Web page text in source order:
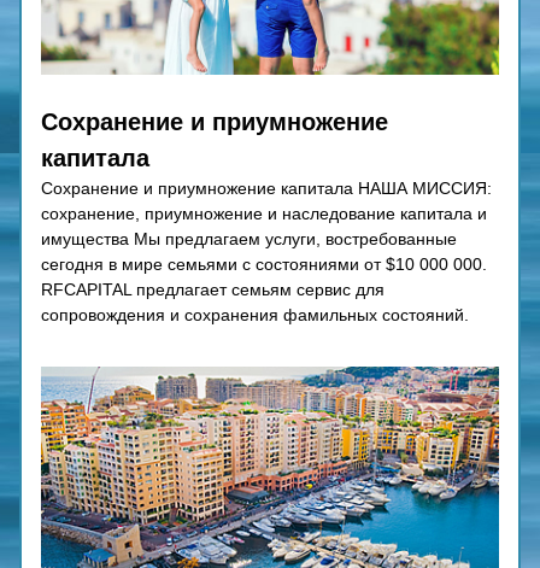
Сохранение и приумножение
капитала
Сохранение и приумножение капитала НАША МИССИЯ:
сохранение, приумножение и наследование капитала и
имущества Мы предлагаем услуги, востребованные
сегодня в мире семьями с состояниями от $10 000 000.
RFCAPITAL предлагает семьям сервис для
сопровождения и сохранения фамильных состояний.